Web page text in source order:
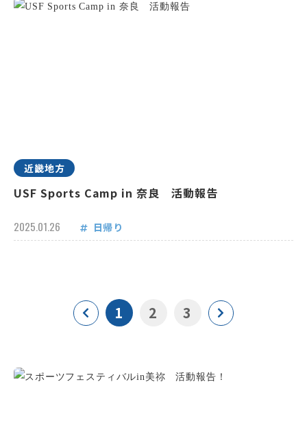
近畿地方
USF Sports Camp in 奈良 活動報告
2025.01.26 日帰り
1 2 3